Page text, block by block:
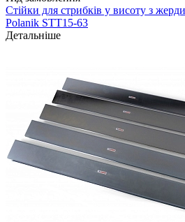
Стійки для стрибків у висоту з
Polanik STT15-63
Детальніше